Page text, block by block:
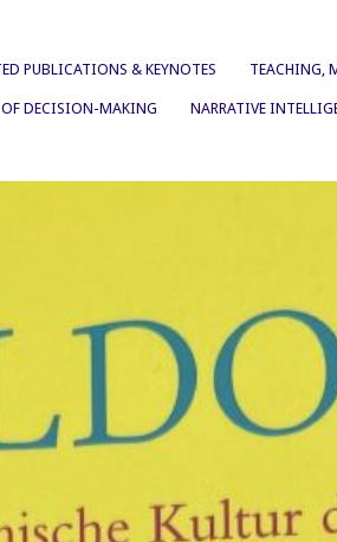
PUBLICATIONS & KEYNOTES TEACHING,
OF DECISION-MAKING NARRATIVE